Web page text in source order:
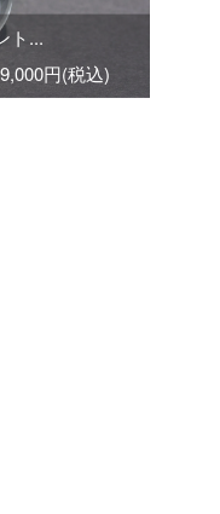
...
9,000円(税込)